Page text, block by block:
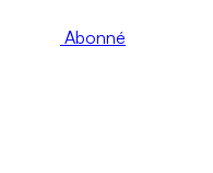
Abonné